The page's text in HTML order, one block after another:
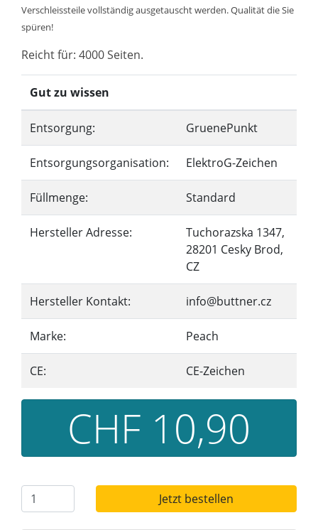
Verschleissteile vollständig ausgetauscht werden. Qualität die Sie
spüren!
Reicht für: 4000 Seiten.
Gut zu wissen
Entsorgung: GruenePunkt
Entsorgungsorganisation: ElektroG-Zeichen
Füllmenge: Standard
Hersteller Adresse:
Tuchorazska 1347,
28201 Cesky Brod,
CZ
Hersteller Kontakt: info@buttner.cz
Marke: Peach
CE: CE-Zeichen
CHF 10,90
Jetzt bestellen